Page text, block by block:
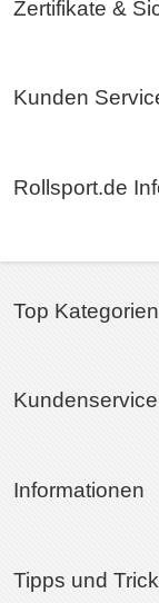
Zertifikate &
Kunden
Rollsport.de
Top Kategorien
Kundenservice
Informationen
Tipps und